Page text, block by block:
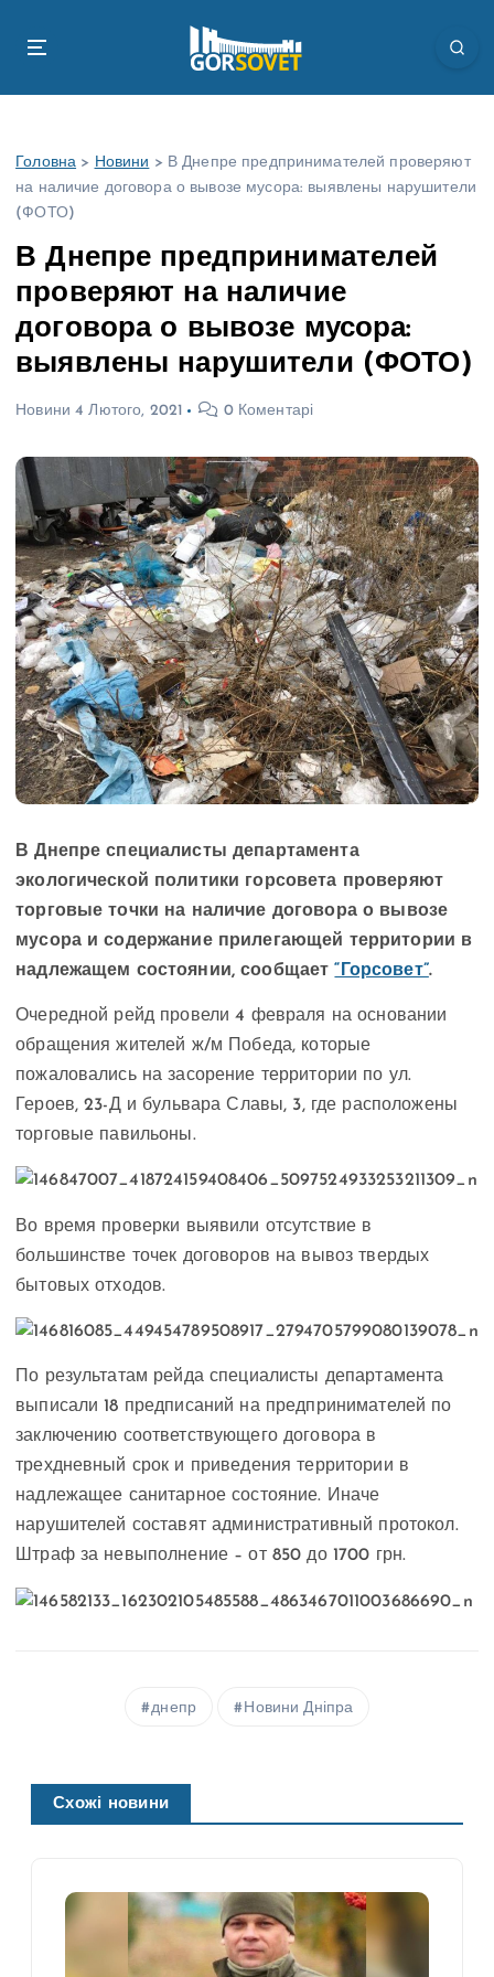
Головна > Новини > В Днепре предпринимателей проверяют
на наличие договора о вывозе мусора: выявлены нарушители
(ФОТО)
В Днепре предпринимателей
проверяют на наличие
договора о вывозе мусора:
выявлены нарушители (ФОТО)
Новини 4 Лютого, 2021 0 Коментарі
В Днепре специалисты департамента
экологической политики горсовета проверяют
торговые точки на наличие договора о вывозе
мусора и содержание прилегающей территории в
надлежащем состоянии, сообщает“Горсовет”.
Очередной рейд провели 4 февраля на основании
обращения жителей ж/м Победа, которые
пожаловались на засорение территории по ул.
Героев, 23-Д и бульвара Славы, 3, где расположены
торговые павильоны.
Во время проверки выявили отсутствие в
большинстве точек договоров на вывоз твердых
бытовых отходов.
По результатам рейда специалисты департамента
выписали 18 предписаний на предпринимателей по
заключению соответствующего договора в
трехдневный срок и приведения территории в
надлежащее санитарное состояние. Иначе
нарушителей составят административный протокол.
Штраф за невыполнение – от 850 до 1700 грн.
днепр Новини Дніпра
Схожі новини